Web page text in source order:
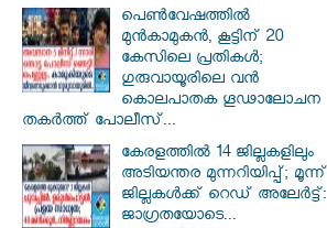
പെൺവേഷത്തിൽ
മുൻകാമുകൻ, കൂട്ടിന് 20
കേസിലെ പ്രതികൾ;
ഗുരുവായൂരിലെ വൻ
കൊലപാതക ഗൂഢാലോചന
തകർത്ത് പോലീസ്...
കേരളത്തിൽ 14 ജില്ലകളിലും
അടിയന്തര മുന്നറിയിപ്പ്; മൂന്ന്
ജില്ലകൾക്ക് റെഡ് അലേർട്ട്:
ജാഗ്രതയോടെ...